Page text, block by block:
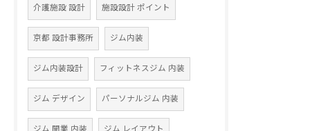
介護施設 設計 施設設計 ポイント
京都 設計事務所 ジム内装
ジム内装設計 フィットネスジム 内装
ジム デザイン パーソナルジム 内装